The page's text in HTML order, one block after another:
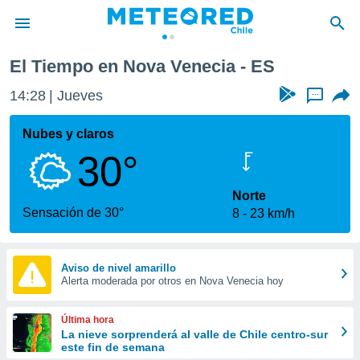
de
por
que se
calidad.
a este
las
y
forma
digital
basada
El Tiempo en Nova Venecia - ES
14:28 Jueves ...
Nubes y claros
30°
Sensación de 30°
Norte
8
23 km/h
Aviso de nivel amarillo
Alerta moderada por otros en Nova Venecia hoy
Última hora
La nieve sorprenderá al valle de Chile centro-sur
este fin de semana